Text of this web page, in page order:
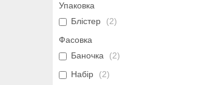
Упаковка
Блістер
2
Фасовка
Баночка
2
Набір
2